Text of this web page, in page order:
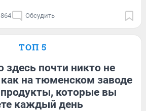
864 Обсудить
ТОП 5
здесь почти никто не
на тюменском заводе
которые вы
каждый день